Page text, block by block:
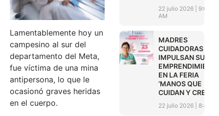
Lamentablemente hoy un
campesino al sur del
departamento del Meta,
fue víctima de una mina
antipersona, lo que le
ocasionó graves heridas
en el cuerpo.
22 julio 2026
9:01
AM
MADRES
CUIDADORAS
IMPULSAN SUS
EN LA FERIA
‘MANOS QUE
CUIDAN Y CREAN’
22 julio 2026 8:45